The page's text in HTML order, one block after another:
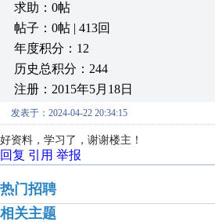
求助：0帖
帖子：0帖 | 413回
年度积分：12
历史总积分：244
注册：2015年5月18日
发表于：2024-04-22 20:34:15
好资料，学习了，谢谢楼主！
回复 引用 举报
热门招聘
相关主题